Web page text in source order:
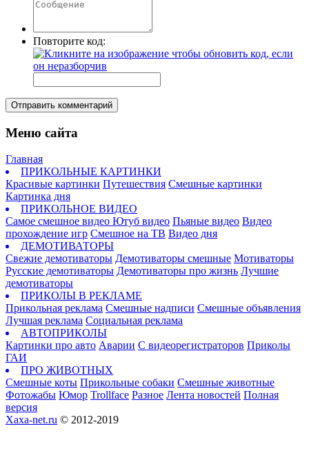
Повторите код:
Отправить комментарий
Меню сайта
Главная
ПРИКОЛЬНЫЕ КАРТИНКИ
Красивые картинки Путешествия Смешные картинки
Картинка дня
ПРИКОЛЬНОЕ ВИДЕО
Самое смешное видео Ютуб видео Пьяные видео Видео
прохождение игр Смешное на ТВ Видео дня
ДЕМОТИВАТОРЫ
Свежие демотиваторы Демотиваторы смешные Мотиваторы
Русские демотиваторы Демотиваторы про жизнь Лучшие
демотиваторы
ПРИКОЛЫ В РЕКЛАМЕ
Прикольная реклама Смешные надписи Смешные объявления
Лучшая реклама Социальная реклама
АВТОПРИКОЛЫ
Картинки про авто Аварии С видеорегистраторов Приколы
ГАИ
ПРО ЖИВОТНЫХ
Смешные коты Прикольные собаки Смешные животные
Фотожабы Юмор Trollface Разное Лента новостей Полная
версия
Xaxa-net.ru © 2012-2019